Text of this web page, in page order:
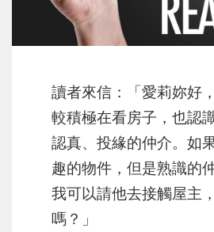
讀者來信：「愛莉妳好
較積極在看房子，也認
認真、投緣的仲介。如
趣的物件，但是熟識的
我可以請他去接觸屋主
嗎？」